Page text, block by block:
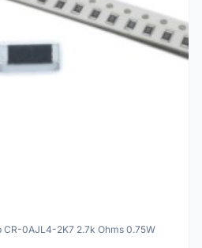
CR-0AJL4-2K7 2.7k Ohms 0.75W